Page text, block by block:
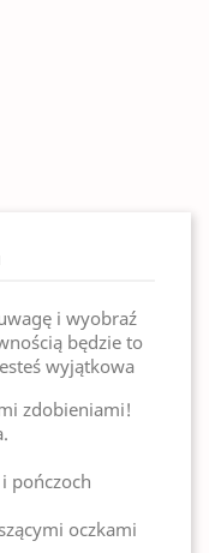
i wyobraź
będzie to
wyjątkowa
zdobieniami!
pończoch
oczkami